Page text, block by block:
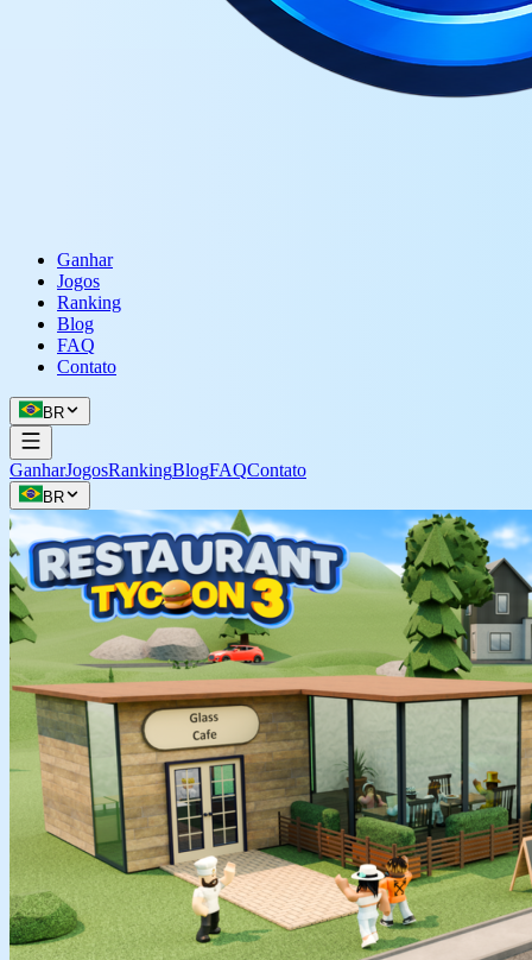
Ganhar
Jogos
Ranking
Blog
FAQ
Contato
BR
GanharJogosRankingBlogFAQContato
BR